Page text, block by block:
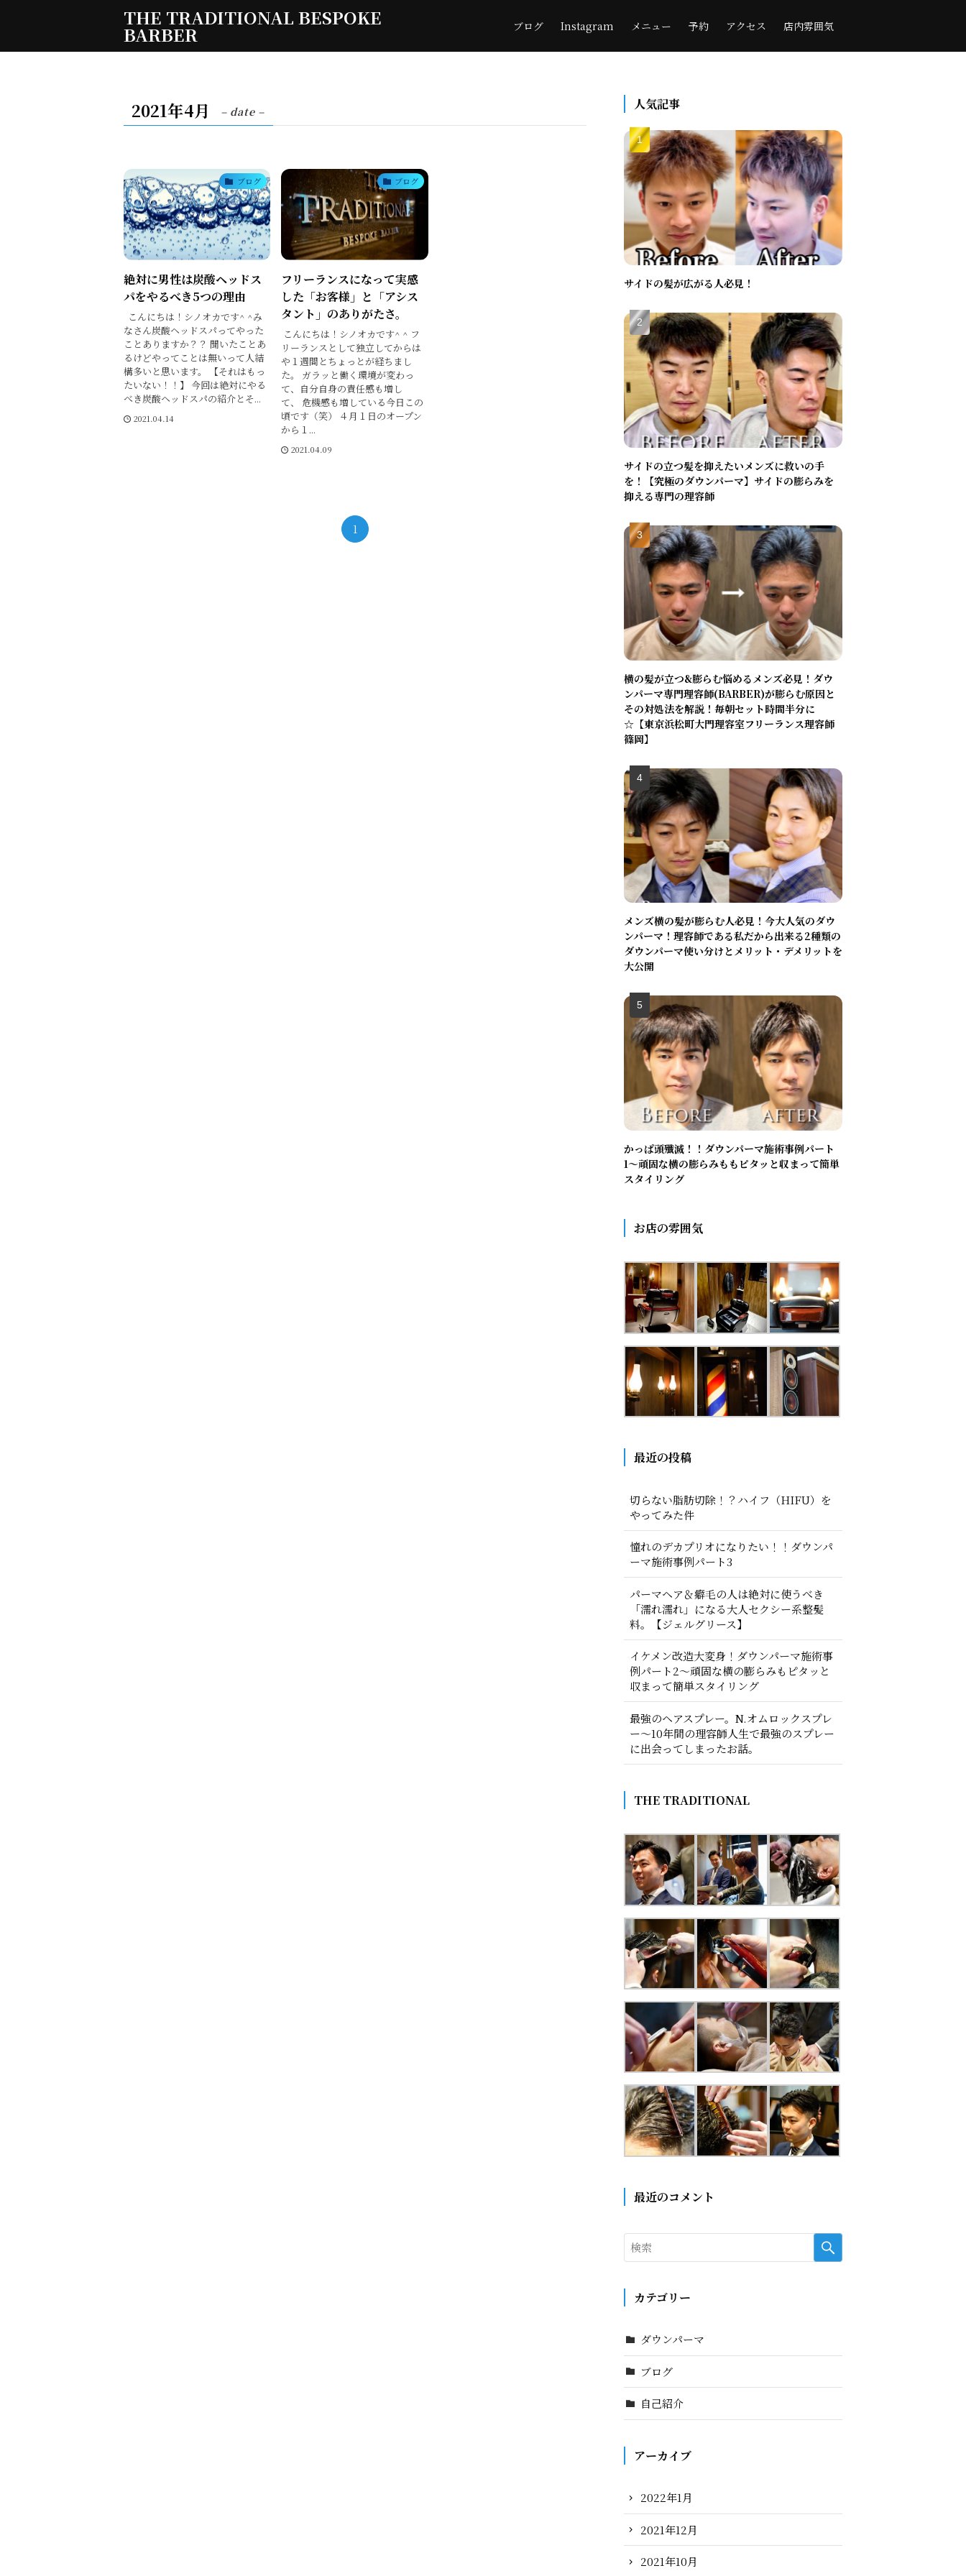
THE TRADITIONAL BESPOKE
BARBER ブログ Instagram メニュー 予約 アクセス 店内雰囲気
2021年4月 – date –
ブログ
絶対に男性は炭酸ヘッドス
パをやるべき5つの理由
こんにちは！シノオカです^ ^み
なさん炭酸ヘッドスパってやった
ことありますか？？ 聞いたことあ
るけどやってことは無いって人結
構多いと思います。 【それはもっ
たいない！！】 今回は絶対にやる
べき炭酸ヘッドスパの紹介とそ...
2021.04.14
ブログ
フリーランスになって実感
した「お客様」と「アシス
タント」のありがたさ。
こんにちは！シノオカです^ ^ フ
リーランスとして独立してからは
や１週間とちょっとが経ちまし
た。 ガラッと働く環境が変わっ
て、自分自身の責任感も増し
て、 危機感も増している今日この
頃です（笑） ４月１日のオープン
から１...
2021.04.09
1
人気記事
サイドの髪が広がる人必見！
サイドの立つ髪を抑えたいメンズに救いの手
を！【究極のダウンパーマ】サイドの膨らみを
抑える専門の理容師
横の髪が立つ&膨らむ悩めるメンズ必見！ダウ
ンパーマ専門理容師(BARBER)が膨らむ原因と
その対処法を解説！毎朝セット時間半分に
☆【東京浜松町大門理容室フリーランス理容師
篠岡】
メンズ横の髪が膨らむ人必見！今大人気のダウ
ンパーマ！理容師である私だから出来る2種類の
ダウンパーマ使い分けとメリット・デメリットを
大公開
かっぱ頭殲滅！！ダウンパーマ施術事例パート
1〜頑固な横の膨らみももピタッと収まって簡単
スタイリング
お店の雰囲気
最近の投稿
切らない脂肪切除！？ハイフ（HIFU）を
やってみた件
憧れのデカプリオになりたい！！ダウンパ
ーマ施術事例パート3
パーマヘア＆癖毛の人は絶対に使うべき
「濡れ濡れ」になる大人セクシー系整髪
料。【ジェルグリース】
イケメン改造大変身！ダウンパーマ施術事
例パート2〜頑固な横の膨らみもピタッと
収まって簡単スタイリング
最強のヘアスプレー。N.オムロックスプレ
ー〜10年間の理容師人生で最強のスプレー
に出会ってしまったお話。
THE TRADITIONAL
最近のコメント
カテゴリー
ダウンパーマ
ブログ
自己紹介
アーカイブ
2022年1月
2021年12月
2021年10月